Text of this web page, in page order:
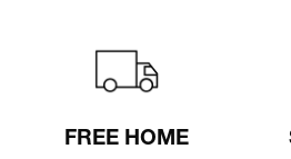
DELIVERY